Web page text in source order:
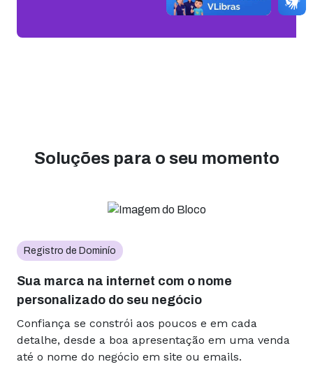
Soluções para o seu momento
Registro de Dominío
Sua marca na internet com o nome
personalizado do seu negócio
Confiança se constrói aos poucos e em cada
detalhe, desde a boa apresentação em uma venda
até o nome do negócio em site ou emails.